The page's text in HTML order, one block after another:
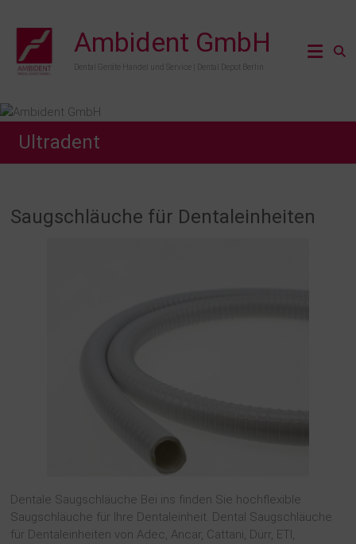
Inhalt
springen
Ambident GmbH
Dental Geräte Handel und Service | Dental Depot Berlin
Ultradent
Saugschläuche für Dentaleinheiten
Dentale Saugschläuche Bei ins finden Sie hochflexible
Saugschläuche für Ihre Dentaleinheit. Dental Saugschläuche
für Dentaleinheiten von Adec, Ancar, Cattani, Dürr, ETI,